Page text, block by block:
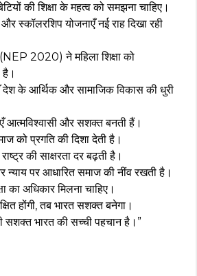
की शिक्षा के महत्व को समझना चाहिए।
और स्कॉलरशिप योजनाएँ नई राह दिखा रही
(NEP 2020) ने महिला शिक्षा को
है।
देश के आर्थिक और सामाजिक विकास की धुरी
आत्मविश्वासी और सशक्त बनती हैं।
को प्रगति की दिशा देती है।
की साक्षरता दर बढ़ती है।
न्याय पर आधारित समाज की नींव रखती है।
का अधिकार मिलना चाहिए।
होंगी, तब भारत सशक्त बनेगा।
ही सशक्त भारत की सच्ची पहचान है।”